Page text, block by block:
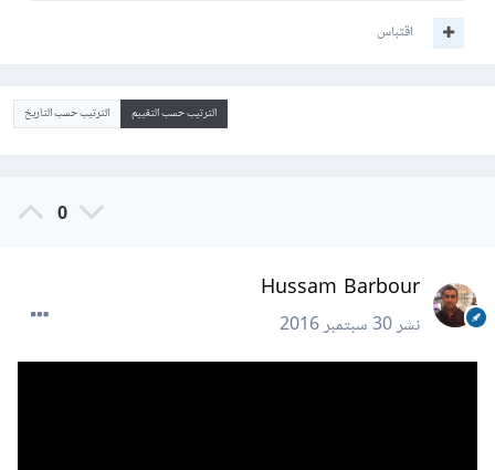
اقتباس
الترتيب حسب التقييم الترتيب حسب التاريخ
0
Hussam Barbour
نشر30 سبتمبر 2016